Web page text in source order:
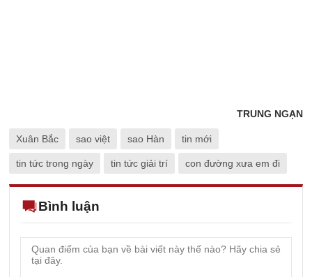
TRUNG NGẠN
Xuân Bắc sao việt sao Hàn tin mới
tin tức trong ngày tin tức giải trí con đường xưa em đi
Bình luận